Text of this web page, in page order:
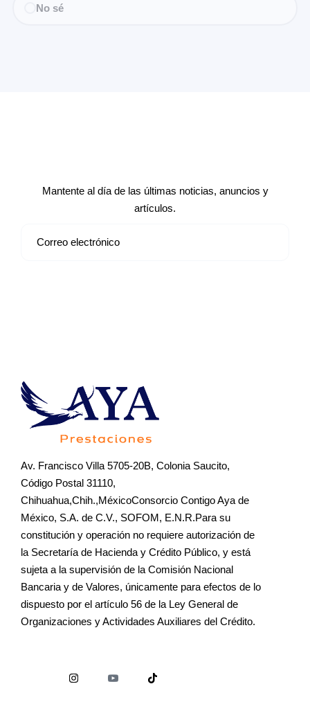
No sé
Mantente al día de las últimas noticias, anuncios y
artículos.
Av. Francisco Villa 5705-20B, Colonia Saucito,
Código Postal 31110,
Chihuahua,Chih.,MéxicoConsorcio Contigo Aya de
México, S.A. de C.V., SOFOM, E.N.R.Para su
constitución y operación no requiere autorización de
la Secretaría de Hacienda y Crédito Público, y está
sujeta a la supervisión de la Comisión Nacional
Bancaria y de Valores, únicamente para efectos de lo
dispuesto por el artículo 56 de la Ley General de
Organizaciones y Actividades Auxiliares del Crédito.